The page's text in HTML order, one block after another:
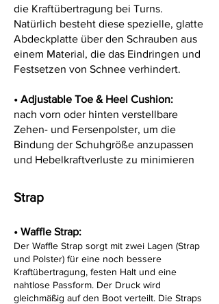
die Kraftübertragung bei Turns.
Natürlich besteht diese spezielle, glatte
Abdeckplatte über den Schrauben aus
einem Material, die das Eindringen und
Festsetzen von Schnee verhindert.
• Adjustable Toe & Heel Cushion:
nach vorn oder hinten verstellbare
Zehen- und Fersenpolster, um die
Bindung der Schuhgröße anzupassen
und Hebelkraftverluste zu minimieren
Strap
• Waffle Strap:
Der Waffle Strap sorgt mit zwei Lagen (Strap
und Polster) für eine noch bessere
Kraftübertragung, festen Halt und eine
nahtlose Passform. Der Druck wird
gleichmäßig auf den Boot verteilt. Die Straps